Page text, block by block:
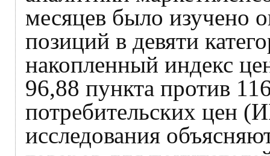
месяцев было изучено
позиций в девяти
накопленный индекс
96,88 пункта против
потребительских цен
исследования